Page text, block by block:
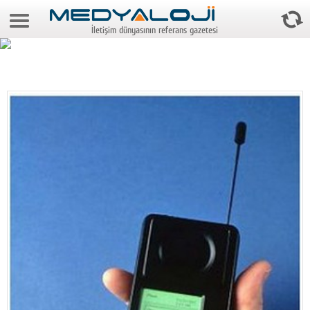
9 Ağustos 2026 15:43:04
Video Galeri
İletişim dünyasının referans gazetesi